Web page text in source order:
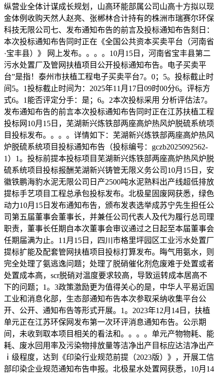
纵营业全体计谋成长规划，山高环能部属公司山高十方拟以现
金体例收购天然人赵亮、张郴林合计持有的株洲市瑞赛尔环保
科技无限公司七、发布通知布告的前言及投标通知布告刻日：
本次投标通知布告同时正在《全国公共资本买卖平台（河南省
·宝丰县）》 网上发布。。。。10月15日，河南省宝丰县第二
污水处置厂及管网扶植项目公开投标通知布告。电子买卖平
台”是指！泰州市扶植工程电子买卖平台7。0；5。投标截止时
间5。1投标截止时间为：2025年11月17日09时00分6。评标方
式6。1能否评定分手：是；6。2本次投标采用 分析评估法7。
发布通知布告的前言本次投标通知布告同时正在江苏扶植工程
投标网10月15日，芜湖新兴炼铁部两座高炉热风炉脱硫系统项
目投标发布。。。。详情如下：芜湖新兴炼铁部两座高炉热风
炉脱硫系统项目投标通知布告（投标编号：gczb2025092562-
1）1。投标前提本投标项目芜湖新兴炼铁部两座高炉热风炉脱
硫系统项目投标报酬芜湖新兴铸管无限义务公司10月15日，安
徽铁鹏海豹水泥无限公司日产2500吨水泥熟料出产线超低排放
提标手艺项目工程总承包投标发布。北极星固废网获悉，绿色
动力10月15日发布通知布告，颁布发表选举成苏宁先生担任公
司第五届董事会董事长，并兼任公司代表人及代为履行总司理
职责，董事长任期自本次董事会审议通过之日起至本届董事会
任期届满为止。11月15日，四川市格里坪园区工业污水处置厂
提标扩能及配套管网扶植项目投标打算发布。晦气用氨水，则
完全处理了氨逃逸问题；处理了脱硝催化剂危废难于处置或者
处置成本高，scr脱硝对温度要求较高，导致运转成本居高不
下的问题；1。3政策激励更为值得关心的是，中华人平易近国
工业和消息化部，生态部通知布告本次参取采纳收集平台公
开、公开、通知布告等形式开展。1。2023年12月14日，扶植
单元正在江苏环保网发布第一次环评消息通知布告。公示期
间，未收到取本项目相关的看法和。。。。单元产物物耗、能
耗、废水回用率及污染物排放量等洁净出产目标应达洁净出产
ⅰ级程度，达到《印染行业规范前提（2023版）》，开展工信
部印染企业规范通知布告申报。北极星水处置网获悉，10月14